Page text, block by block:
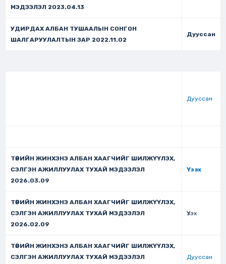
МЭДЭЭЛЭЛ 2023.04.13
УДИРДАХ АЛБАН ТУШААЛЫН СОНГОН
ШАЛГАРУУЛАЛТЫН ЗАР 2022.11.02
Дууссан
Дууссан
ТӨРИЙН ЖИНХЭНЭ АЛБАН ХААГЧИЙГ ШИЛЖҮҮЛЭХ,
СЭЛГЭН АЖИЛЛУУЛАХ ТУХАЙ МЭДЭЭЛЭЛ
2026.03.09
Үзэх
ТӨРИЙН ЖИНХЭНЭ АЛБАН ХААГЧИЙГ ШИЛЖҮҮЛЭХ,
СЭЛГЭН АЖИЛЛУУЛАХ ТУХАЙ МЭДЭЭЛЭЛ
2026.02.09
Үзэх
ТӨРИЙН ЖИНХЭНЭ АЛБАН ХААГЧИЙГ ШИЛЖҮҮЛЭХ,
СЭЛГЭН АЖИЛЛУУЛАХ ТУХАЙ МЭДЭЭЛЭЛ
Дууссан